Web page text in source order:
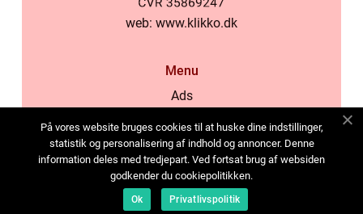
web: www.klikko.dk
Menu
Ads
Cookies
Contact
Sitemap
På vores website bruges cookies til at huske dine indstillinger,
statistik og personalisering af indhold og annoncer. Denne
information deles med tredjepart. Ved fortsat brug af websiden
godkender du cookiepolitikken.
Ok Privatlivspolitik